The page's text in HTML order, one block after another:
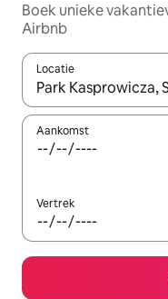
Boek unieke
Airbnb
Locatie
Wanneer er
Aankomst
Vertrek